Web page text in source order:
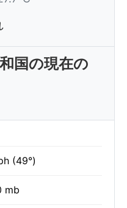
国の現在の
(49°)
mb